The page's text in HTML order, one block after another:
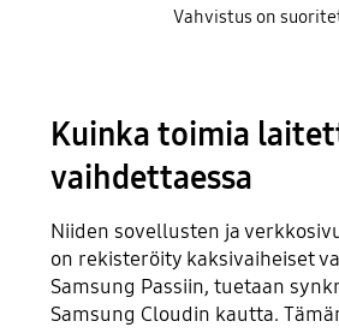
Vahvistus on
Kuinka toimia
vaihdettaessa
Niiden sovellusten ja
on rekisteröity kaksivaiheiset
Samsung Passiin, tuetaan
Samsung Cloudin kautta.